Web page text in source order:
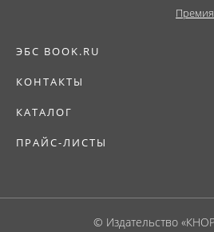
ЭБС BOOK.RU
КОНТАКТЫ
КАТАЛОГ
ПРАЙС-ЛИСТЫ
© Издательство